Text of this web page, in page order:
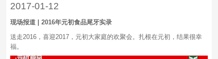
2017-01-12
现场报道 | 2016年元初食品尾牙实录
送走2016，喜迎2017，元初大家庭的欢聚会。扎根在元初，结果很幸
福。